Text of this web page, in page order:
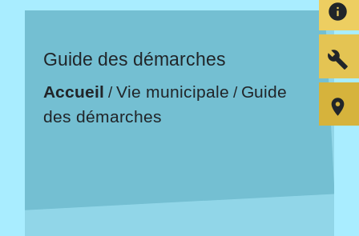
Guide des démarches
Accueil /Vie municipale / Guide
des démarches
info
build
room